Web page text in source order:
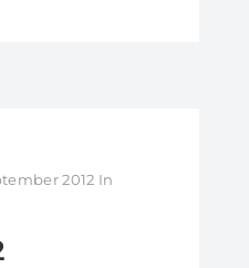
2012 In